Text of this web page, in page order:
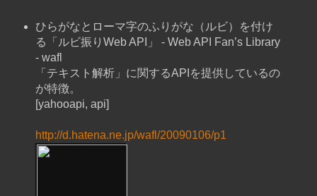
ひらがなとローマ字のふりがな（ルビ）を付け
る「ルビ振りWeb API」 - Web API Fan’s Library
- wafl
「テキスト解析」に関するAPIを提供しているの
が特徴。
[yahooapi, api]
http://d.hatena.ne.jp/wafl/20090106/p1